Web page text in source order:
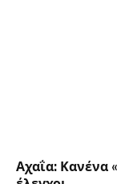
Αχαΐα: Κανένα